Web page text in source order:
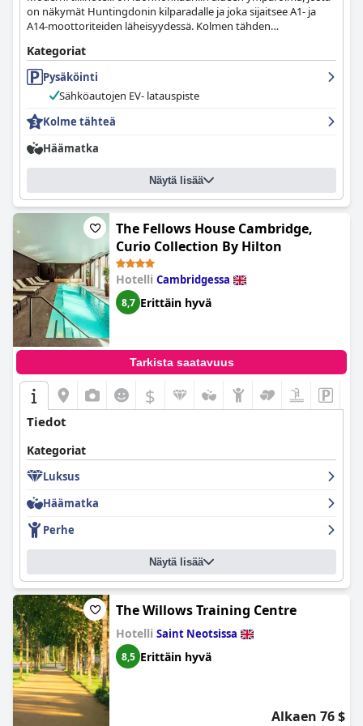
on näkymät Huntingdonin kilparadalle ja joka sijaitsee A1- ja
A14-moottoriteiden läheisyydessä. Kolmen tähden
kokoustilaa ja ilmainen pysäköintialue.
Kategoriat
Pysäköinti
Sähköautojen EV- latauspiste
Kolme tähteä
Häämatka
Näytä lisää
The Fellows House Cambridge,
Curio Collection By Hilton
Hotelli Cambridgessa
8,7 Erittäin hyvä
Tarkista saatavuus
$
Tiedot
Kategoriat
Luksus
Häämatka
Perhe
Näytä lisää
The Willows Training Centre
Hotelli Saint Neotsissa
8,5 Erittäin hyvä
Alkaen 76 $